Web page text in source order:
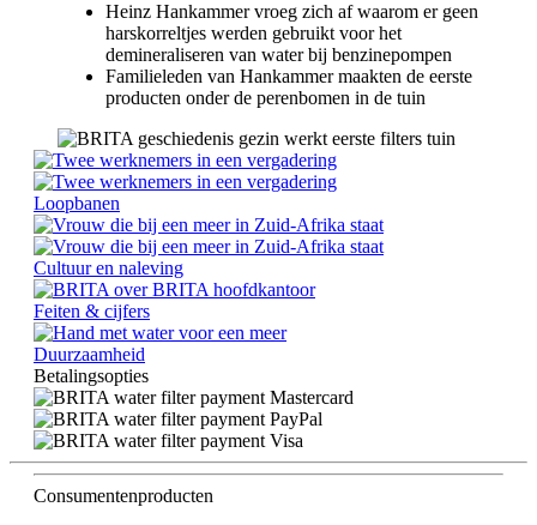
Heinz Hankammer vroeg zich af waarom er geen
harskorreltjes werden gebruikt voor het
demineraliseren van water bij benzinepompen
Familieleden van Hankammer maakten de eerste
producten onder de perenbomen in de tuin
Loopbanen
Cultuur en naleving
Feiten & cijfers
Duurzaamheid
Betalingsopties
Consumentenproducten